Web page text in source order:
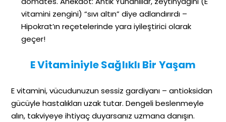
vitamini zengini) “sıvı altın” diye adlandırırdı –
Hipokrat’ın reçetelerinde yara iyileştirici olarak
geçer!
E Vitaminiyle Sağlıklı Bir Yaşam
E vitamini, vücudunuzun sessiz gardiyanı – antioksidan
gücüyle hastalıkları uzak tutar. Dengeli beslenmeyle
alın, takviyeye ihtiyaç duyarsanız uzmana danışın.